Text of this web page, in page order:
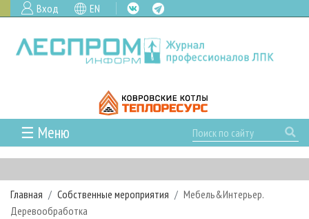
Вход EN
☰ Меню
ГЛАВНАЯ
РУБРИКИ И ТЕМЫ
РУБРИКИ ЖУРНАЛА
НОВОСТИ
Главная Собственные мероприятия
Мебель&Интерьер.
Деревообработка